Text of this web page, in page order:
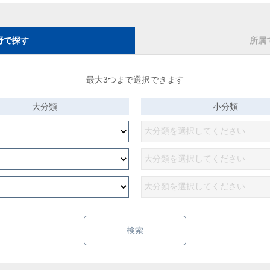
で探す 所属
最大3つまで選択できます
大分類 小分類
検索